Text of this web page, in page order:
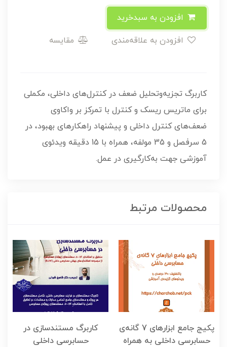
مقایسه
کاربرگ تجزيه‌وتحليل ضعف در کنترل‌های داخلی، مکملی
برای ماتريس ريسک و کنترل با تمرکز بر واکاوی
ضعف‌های کنترل داخلی و پيشنهاد راهکارهای بهبود، در
5 سرفصل و 35 مولفه، همراه با 15 دقيقه ويدئوی
آموزشی جهت به‌کارگيری در عمل.
محصولات مرتبط
پکیج جامع ابزارهای 7 گانه‌ی
حسابرسی داخلی به همراه
کاربرگ مستندسازی در
حسابرسی داخلی